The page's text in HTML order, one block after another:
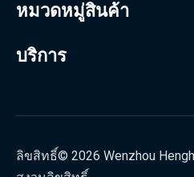
หมวดหมู่สินค้า
บริการ
ลิขสิทธิ์© 2026 Wenzhou